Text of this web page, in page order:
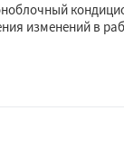
изменений в